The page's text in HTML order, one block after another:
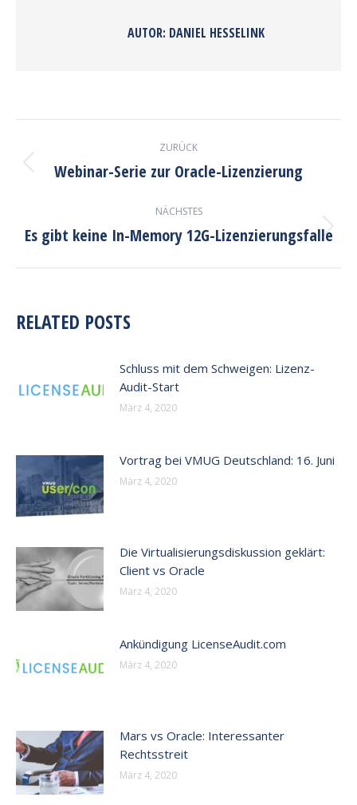
AUTOR: DANIEL HESSELINK
KOMMENTARNAVIGATION
ZURÜCK
Vorheriger
Webinar-Serie zur Oracle-Lizenzierung
NÄCHSTES
Nächster
Es gibt keine In-Memory 12G-Lizenzierungsfalle
RELATED POSTS
Schluss mit dem Schweigen: Lizenz-
Audit-Start
März 4, 2020
Vortrag bei VMUG Deutschland: 16. Juni
März 4, 2020
Die Virtualisierungsdiskussion geklärt:
Client vs Oracle
März 4, 2020
Ankündigung LicenseAudit.com
März 4, 2020
Mars vs Oracle: Interessanter
Rechtsstreit
März 4, 2020